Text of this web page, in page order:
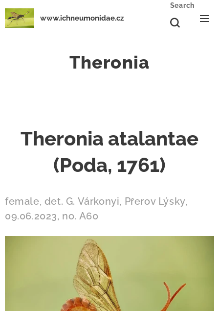
www.ichneumonidae.cz
Search
Theronia
Theronia atalantae
(Poda, 1761)
female, det. G. Várkonyi, Přerov Lýsky,
09.06.2023, no. A60